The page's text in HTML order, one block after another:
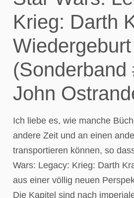
Krieg: Darth
Wiedergeburt
(Sonderband
John
Ich liebe es, wie manche
andere Zeit und an einen
transportieren können, so
Wars: Legacy: Krieg: Darth
aus einer völlig neuen
Die Kapitel sind nach